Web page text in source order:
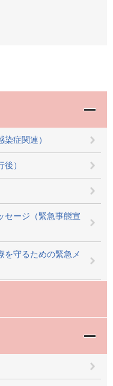
症関連）
）
セージ（緊急事態宣
を守るための緊急メ